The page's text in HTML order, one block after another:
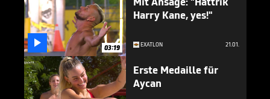
 03:19
Harry Kane, yes!"
EXATLON 21.01.
Erste Medaille für
Aycan